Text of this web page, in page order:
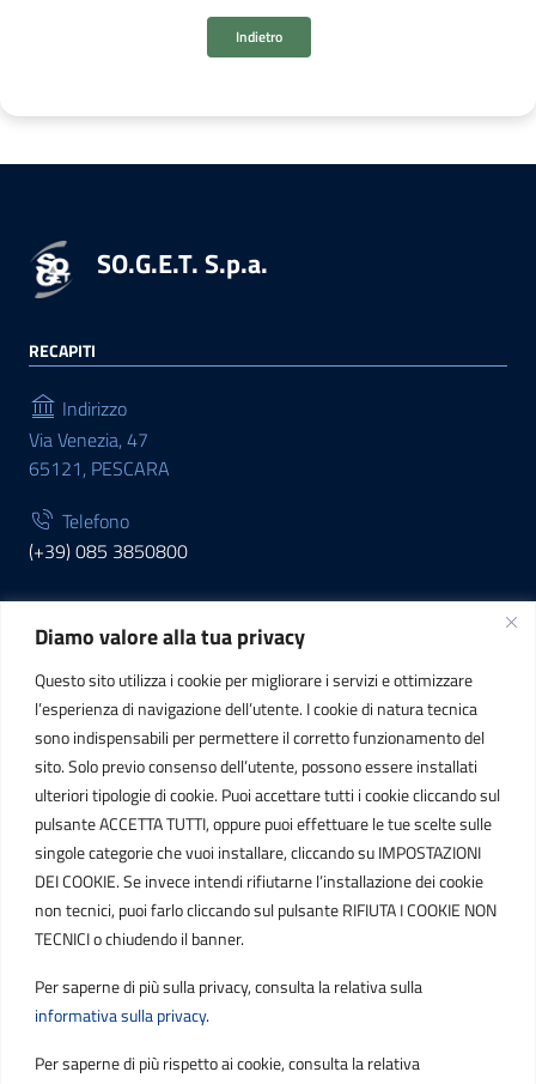
Diamo valore alla tua privacy
Questo sito utilizza i cookie per migliorare i servizi e ottimizzare
l’esperienza di navigazione dell’utente. I cookie di natura tecnica
sono indispensabili per permettere il corretto funzionamento del
sito. Solo previo consenso dell’utente, possono essere installati
ulteriori tipologie di cookie. Puoi accettare tutti i cookie cliccando sul
pulsante ACCETTA TUTTI, oppure puoi effettuare le tue scelte sulle
singole categorie che vuoi installare, cliccando su IMPOSTAZIONI
DEI COOKIE. Se invece intendi rifiutarne l’installazione dei cookie
non tecnici, puoi farlo cliccando sul pulsante RIFIUTA I COOKIE NON
TECNICI o chiudendo il banner.
Per saperne di più sulla privacy, consulta la relativa sulla
informativa sulla privacy.
Per saperne di più rispetto ai cookie, consulta la relativa
Indietro
SO.G.E.T. S.p.a.
RECAPITI
Indirizzo
Via Venezia, 47
65121, PESCARA
Telefono
(+39) 085 3850800
INFORMAZIONI
C.F. / P.IVA
IT01807790686
POSTA ELETTRONICA
PEC
protocollo.sogetspa@pec.it
contribuenti@sogetspa.it